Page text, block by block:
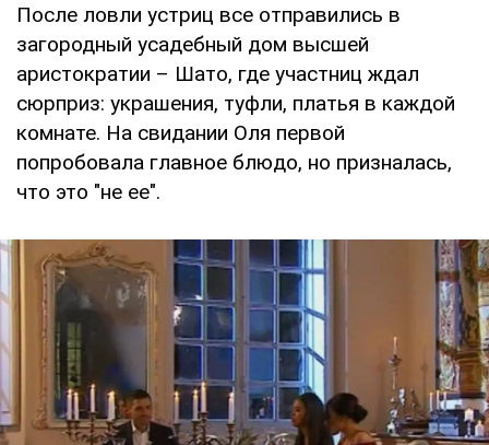
После ловли устриц все отправились в
загородный усадебный дом высшей
аристократии – Шато, где участниц ждал
сюрприз: украшения, туфли, платья в каждой
комнате. На свидании Оля первой
попробовала главное блюдо, но призналась,
что это "не ее".